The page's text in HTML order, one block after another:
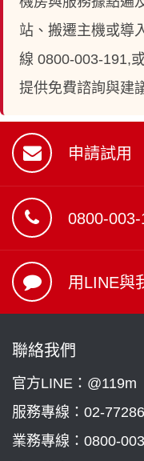
站、搬遷主機或導
線 0800-003-191,
提供免費諮詢與建
申請試用
0800-003-
用LINE與
聯絡我們
官方LINE：@119m
服務專線： 02-
業務專線： 0800-